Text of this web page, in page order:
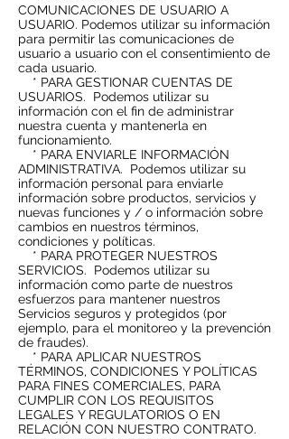
COMUNICACIONES DE USUARIO A
USUARIO. Podemos utilizar su información
para permitir las comunicaciones de
usuario a usuario con el consentimiento de
cada usuario.
* PARA GESTIONAR CUENTAS DE
USUARIOS.
Podemos utilizar su
información con el fin de administrar
nuestra cuenta y mantenerla en
funcionamiento.
* PARA ENVIARLE INFORMACIÓN
ADMINISTRATIVA.
Podemos utilizar su
información personal para enviarle
información sobre productos, servicios y
nuevas funciones y / o información sobre
cambios en nuestros términos,
condiciones y políticas.
* PARA PROTEGER NUESTROS
SERVICIOS.
Podemos utilizar su
información como parte de nuestros
esfuerzos para mantener nuestros
Servicios seguros y protegidos (por
ejemplo, para el monitoreo y la prevención
de fraudes).
* PARA APLICAR NUESTROS
TÉRMINOS, CONDICIONES Y POLÍTICAS
PARA FINES COMERCIALES, PARA
CUMPLIR CON LOS REQUISITOS
LEGALES Y REGULATORIOS O EN
RELACIÓN CON NUESTRO CONTRATO.